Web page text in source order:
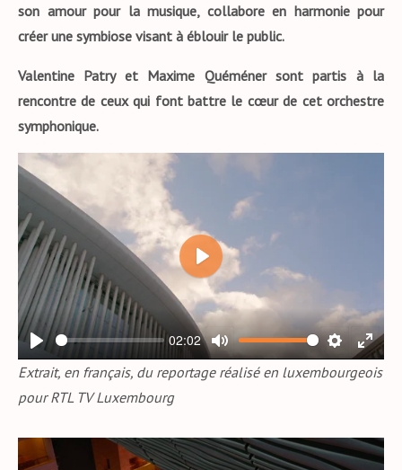
son amour pour la musique, collabore en harmonie pour
créer une symbiose visant à éblouir le public.
Valentine Patry et Maxime Quéméner sont partis à la
rencontre de ceux qui font battre le cœur de cet orchestre
symphonique.
P
L
A
Y
02:02
M
U
E
S
E
T
I
E
N
E
R
P
L
A
Y
Extrait, en français, du reportage réalisé en luxembourgeois
pour RTL TV Luxembourg